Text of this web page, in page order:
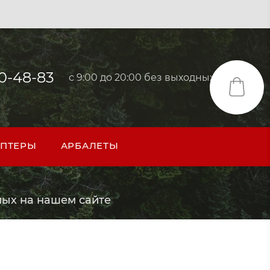
48-83 с 9:00 до 20:00 без выходных
АРБАЛЕТЫ
на нашем сайте